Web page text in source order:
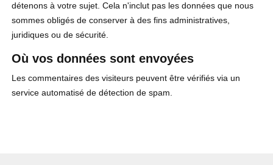
détenons à votre sujet. Cela n'inclut pas les données que nous
sommes obligés de conserver à des fins administratives,
juridiques ou de sécurité.
Où vos données sont envoyées
Les commentaires des visiteurs peuvent être vérifiés via un
service automatisé de détection de spam.